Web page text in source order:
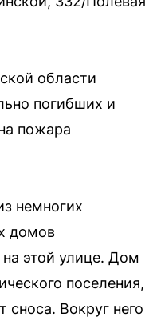
области
погибших и
пожара
немногих
домов
этой улице. Дом
поселения,
Вокруг него